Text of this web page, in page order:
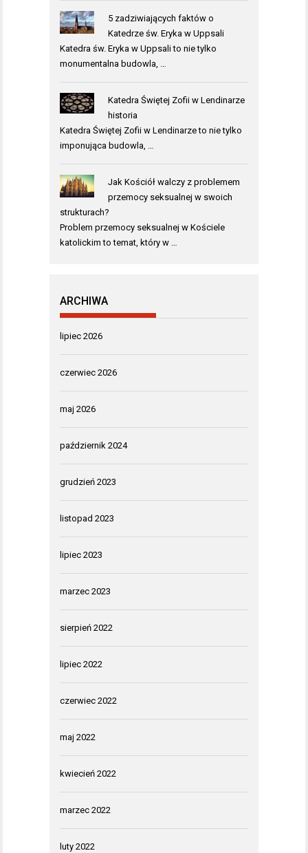
5 zadziwiających faktów o
Katedrze św. Eryka w Uppsali
Katedra św. Eryka w Uppsali to nie tylko
monumentalna budowla, …
Katedra Świętej Zofii w Lendinarze
historia
Katedra Świętej Zofii w Lendinarze to nie tylko
imponująca budowla, …
Jak Kościół walczy z problemem
przemocy seksualnej w swoich
strukturach?
Problem przemocy seksualnej w Kościele
katolickim to temat, który w …
ARCHIWA
lipiec 2026
czerwiec 2026
maj 2026
październik 2024
grudzień 2023
listopad 2023
lipiec 2023
marzec 2023
sierpień 2022
lipiec 2022
czerwiec 2022
maj 2022
kwiecień 2022
marzec 2022
luty 2022